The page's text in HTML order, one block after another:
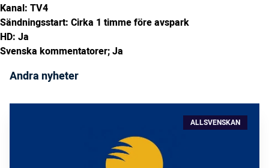
Kanal: TV4
Sändningsstart: Cirka 1 timme före avspark
HD: Ja
Svenska kommentatorer; Ja
Andra nyheter
ALLSVENSKAN